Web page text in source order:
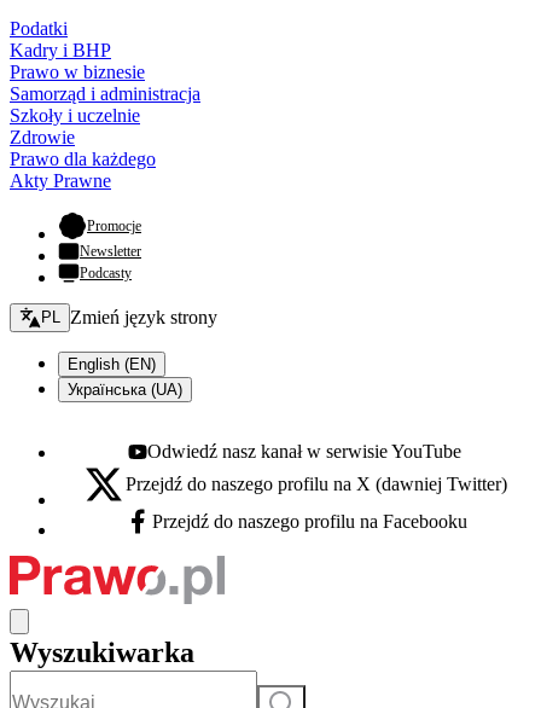
Podatki
Kadry i BHP
Prawo w biznesie
Samorząd i administracja
Szkoły i uczelnie
Zdrowie
Prawo dla każdego
Akty Prawne
Promocje- otwiera się w nowej karcie
Newsletter
Podcasty
Zmień język - bieżący:
PL Zmień język strony
English (EN)
Українська (UA)
Youtube - otwiera się w nowej karcie
Odwiedź nasz kanał w serwisie YouTube
X - otwiera się w nowej karcie
Przejdź do naszego profilu na X (dawniej Twitter)
Facebook - otwiera się w nowej karcie
Przejdź do naszego profilu na Facebooku
Wyszukiwarka
Szukaj